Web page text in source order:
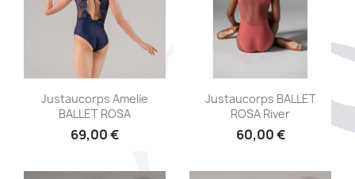
Aperçu rapide
+3
Justaucorps Amelie
BALLET ROSA
69,00 €
Aperçu rapide
Justaucorps BALLET
ROSA River
60,00 €